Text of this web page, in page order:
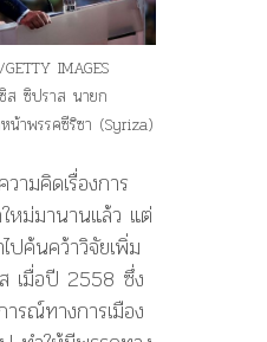
IMAGES
ส ซิปราส นายก
น้าพรรคซีริซา (Syriza)
ามคิดเรื่องการ
หม่มานานแล้ว แต่
ปค้นคว้าวิจัยเพิ่ม
ส เมื่อปี 2558 ซึ่ง
รณ์ทางการเมือง